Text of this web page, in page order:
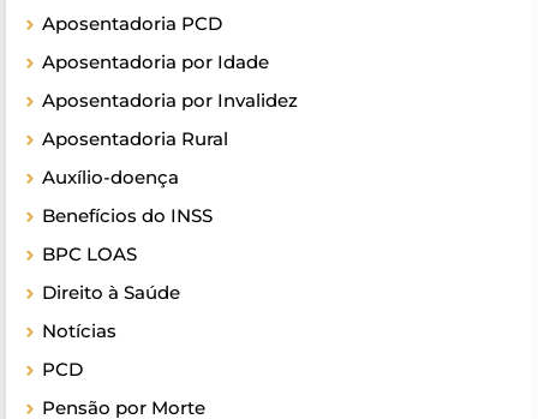
Aposentadoria PCD
Aposentadoria por Idade
Aposentadoria por Invalidez
Aposentadoria Rural
Auxílio-doença
Benefícios do INSS
BPC LOAS
Direito à Saúde
Notícias
PCD
Pensão por Morte